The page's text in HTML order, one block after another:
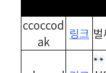
ccoccod
ak
링크